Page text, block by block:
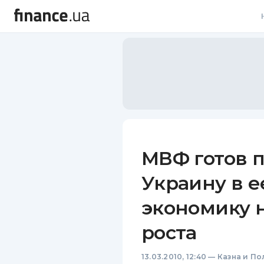
МВФ готов
Украину в
экономику
роста
13.03.2010, 12:40 — Казна и